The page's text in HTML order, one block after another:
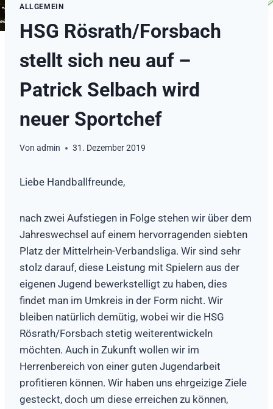
ALLGEMEIN
HSG Rösrath/Forsbach
stellt sich neu auf –
Patrick Selbach wird
neuer Sportchef
Von admin 31. Dezember 2019
Liebe Handballfreunde,
nach zwei Aufstiegen in Folge stehen wir über dem
Jahreswechsel auf einem hervorragenden siebten
Platz der Mittelrhein-Verbandsliga. Wir sind sehr
stolz darauf, diese Leistung mit Spielern aus der
eigenen Jugend bewerkstelligt zu haben, dies
findet man im Umkreis in der Form nicht. Wir
bleiben natürlich demütig, wobei wir die HSG
Rösrath/Forsbach stetig weiterentwickeln
möchten. Auch in Zukunft wollen wir im
Herrenbereich von einer guten Jugendarbeit
profitieren können. Wir haben uns ehrgeizige Ziele
gesteckt, doch um diese erreichen zu können,